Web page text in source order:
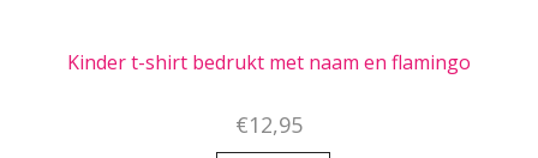
Kinder t-shirt bedrukt met naam en flamingo
€12,95